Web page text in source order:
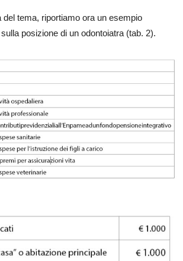
tema, riportiamo ora un esempio
posizione di un odontoiatra (tab. 2).